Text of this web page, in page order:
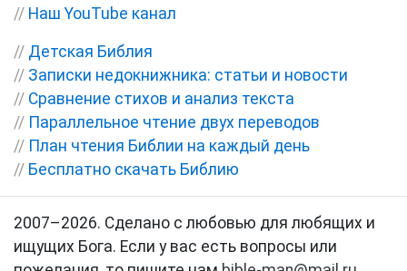
// Наш YouTube канал
// Детская Библия
// Записки недокнижника: статьи и новости
// Сравнение стихов и анализ текста
// Параллельное чтение двух переводов
// План чтения Библии на каждый день
// Бесплатно скачать Библию
2007–2026. Сделано с любовью для любящих и
ищущих Бога. Если у вас есть вопросы или